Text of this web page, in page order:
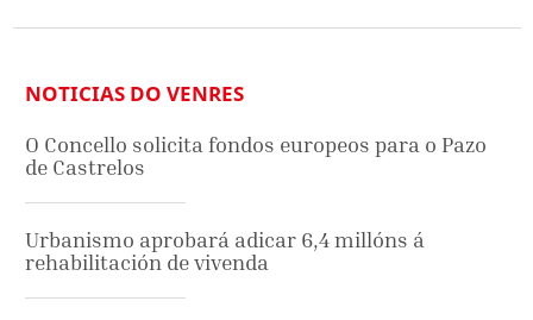
NOTICIAS DO VENRES
O Concello solicita fondos europeos para o Pazo
de Castrelos
Urbanismo aprobará adicar 6,4 millóns á
rehabilitación de vivenda